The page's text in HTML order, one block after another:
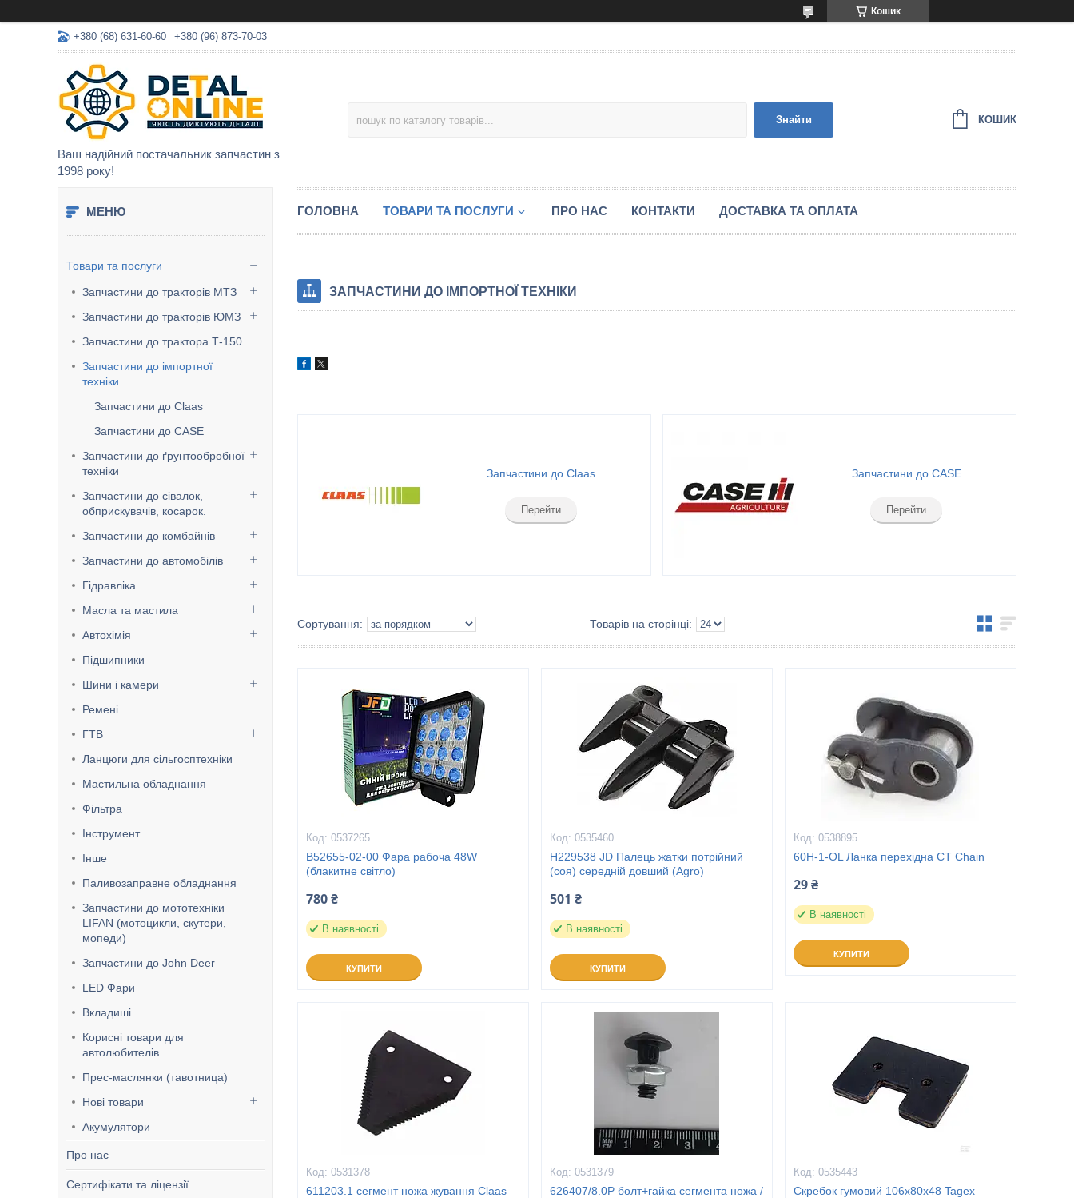
Кошик
+380 (68) 631-60-60 +380 (96) 873-70-03
Ваш надійний постачальник запчастин з
1998 року!
Знайти КОШИК
Товари та послуги
Запчастини до тракторів МТЗ
Запчастини до тракторів ЮМЗ
Запчастини до трактора Т-150
Запчастини до імпортної
техніки
Запчастини до Claas
Запчастини до CASE
Запчастини до ґрунтообробної
техніки
Запчастини до сівалок,
обприскувачів, косарок.
Запчастини до комбайнів
Запчастини до автомобілів
Гідравліка
Масла та мастила
Автохімія
Підшипники
Шини і камери
Ремені
ГТВ
Ланцюги для сільгосптехніки
Мастильна обладнання
Фільтра
Інструмент
Інше
Паливозаправне обладнання
Запчастини до мототехніки
LIFAN (мотоцикли, скутери,
мопеди)
Запчастини до John Deer
LED Фари
Вкладиші
Корисні товари для
автолюбителів
Прес-маслянки (тавотница)
Нові товари
Акумулятори
Про нас
Сертифікати та ліцензії
ГОЛОВНА ТОВАРИ ТА ПОСЛУГИ ПРО НАС КОНТАКТИ ДОСТАВКА ТА ОПЛАТА
ЗАПЧАСТИНИ ДО ІМПОРТНОЇ ТЕХНІКИ
Запчастини до Claas
Перейти
Запчастини до CASE
Перейти
0537265
B52655-02-00 Фара рабоча 48W
(блакитне світло)
780 ₴
В наявності
КУПИТИ
0535460
H229538 JD Палець жатки потрійний
(соя) середній довший (Agro)
501 ₴
В наявності
КУПИТИ
0538895
60H-1-OL Ланка перехідна CT Chain
29 ₴
В наявності
КУПИТИ
0531378
611203.1 сегмент ножа жування Claas
0531379
626407/8.0P болт+гайка сегмента ножа /
0535443
Скребок гумовий 106x80x48 Tagex